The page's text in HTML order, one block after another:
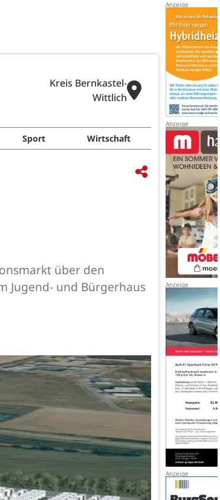
Kreis Bernkastel-
Wittlich
Sport Wirtschaft
über den
Jugend- und Bürgerhaus